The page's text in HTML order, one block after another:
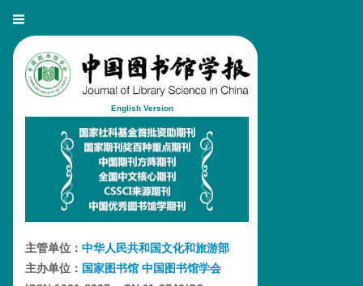
English Version
主管单位： 中华人民共和国文化和旅游部
主办单位： 国家图书馆 中国图书馆学会